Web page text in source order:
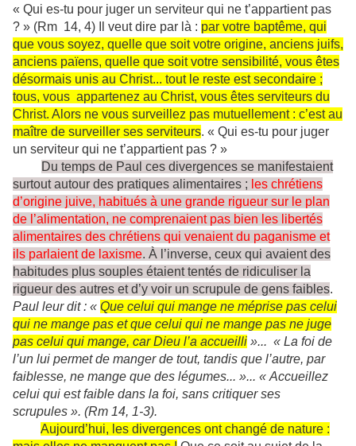
« Qui es-tu pour juger un serviteur qui ne t’appartient pas
? » (Rm 14, 4) Il veut dire par là : par votre baptême, qui
que vous soyez, quelle que soit votre origine, anciens juifs,
anciens païens, quelle que soit votre sensibilité, vous êtes
désormais unis au Christ... tout le reste est secondaire ;
tous, vous appartenez au Christ, vous êtes serviteurs du
Christ. Alors ne vous surveillez pas mutuellement : c’est au
maître de surveiller ses serviteurs. « Qui es-tu pour juger
un serviteur qui ne t’appartient pas ? »
Du temps de Paul ces divergences se manifestaient
surtout autour des pratiques alimentaires ; les chrétiens
d’origine juive, habitués à une grande rigueur sur le plan
de l’alimentation, ne comprenaient pas bien les libertés
alimentaires des chrétiens qui venaient du paganisme et
ils parlaient de laxisme. À l’inverse, ceux qui avaient des
habitudes plus souples étaient tentés de ridiculiser la
rigueur des autres et d’y voir un scrupule de gens faibles.
Paul leur dit : « Que celui qui mange ne méprise pas celui
qui ne mange pas et que celui qui ne mange pas ne juge
pas celui qui mange, car Dieu l’a accueilli »... « La foi de
l’un lui permet de manger de tout, tandis que l’autre, par
faiblesse, ne mange que des légumes... »... « Accueillez
celui qui est faible dans la foi, sans critiquer ses
scrupules ». (Rm 14, 1-3).
Aujourd’hui, les divergences ont changé de nature :